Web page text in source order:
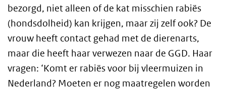
bezorgd, niet alleen of de kat misschien rabiës
(hondsdolheid) kan krijgen, maar zij zelf ook? De
vrouw heeft contact gehad met de dierenarts,
maar die heeft haar verwezen naar de GGD. Haar
vragen: ‘Komt er rabiës voor bij vleermuizen in
Nederland? Moeten er nog maatregelen worden